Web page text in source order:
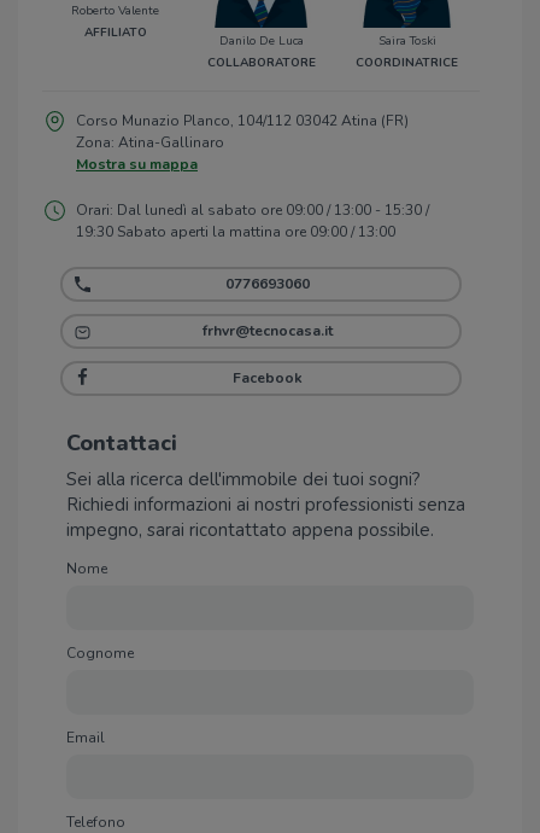
Roberto Valente
AFFILIATO
Danilo De Luca
COLLABORATORE
Saira Toski
COORDINATRICE
Corso Munazio Planco, 104/112 03042 Atina (FR)
Zona: Atina-Gallinaro
Mostra su mappa
Orari: Dal lunedì al sabato ore 09:00 / 13:00 - 15:30 /
19:30 Sabato aperti la mattina ore 09:00 / 13:00
0776693060
frhvr@tecnocasa.it
Facebook
Contattaci
Sei alla ricerca dell'immobile dei tuoi sogni?
Richiedi informazioni ai nostri professionisti senza
impegno, sarai ricontattato appena possibile.
Nome
Cognome
Email
Telefono